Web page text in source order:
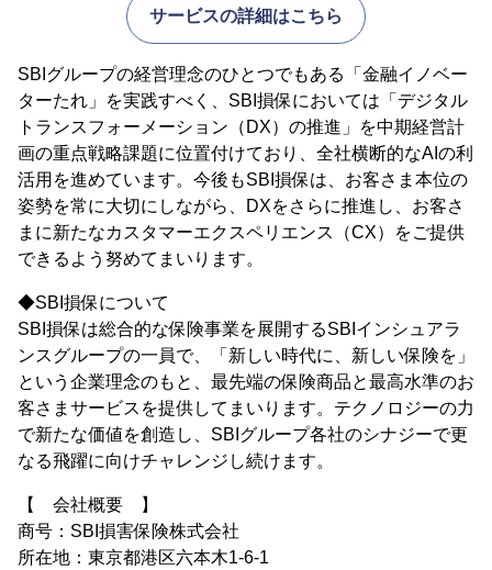
サービスの詳細はこちら
SBIグループの経営理念のひとつでもある「金融イノベー
ターたれ」を実践すべく、SBI損保においては「デジタル
トランスフォーメーション（DX）の推進」を中期経営計
画の重点戦略課題に位置付けており、全社横断的なAIの利
活用を進めています。今後もSBI損保は、お客さま本位の
姿勢を常に大切にしながら、DXをさらに推進し、お客さ
まに新たなカスタマーエクスペリエンス（CX）をご提供
できるよう努めてまいります。
◆SBI損保について
SBI損保は総合的な保険事業を展開するSBIインシュアラ
ンスグループの一員で、「新しい時代に、新しい保険を」
という企業理念のもと、最先端の保険商品と最高水準のお
客さまサービスを提供してまいります。テクノロジーの力
で新たな価値を創造し、SBIグループ各社のシナジーで更
なる飛躍に向けチャレンジし続けます。
【 会社概要 】
商号：SBI損害保険株式会社
所在地：東京都港区六本木1-6-1